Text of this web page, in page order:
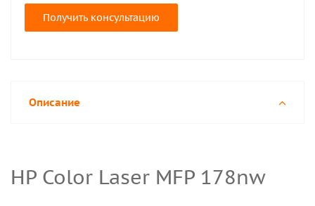
Получить консультацию
Описание
HP Color Laser MFP 178nw